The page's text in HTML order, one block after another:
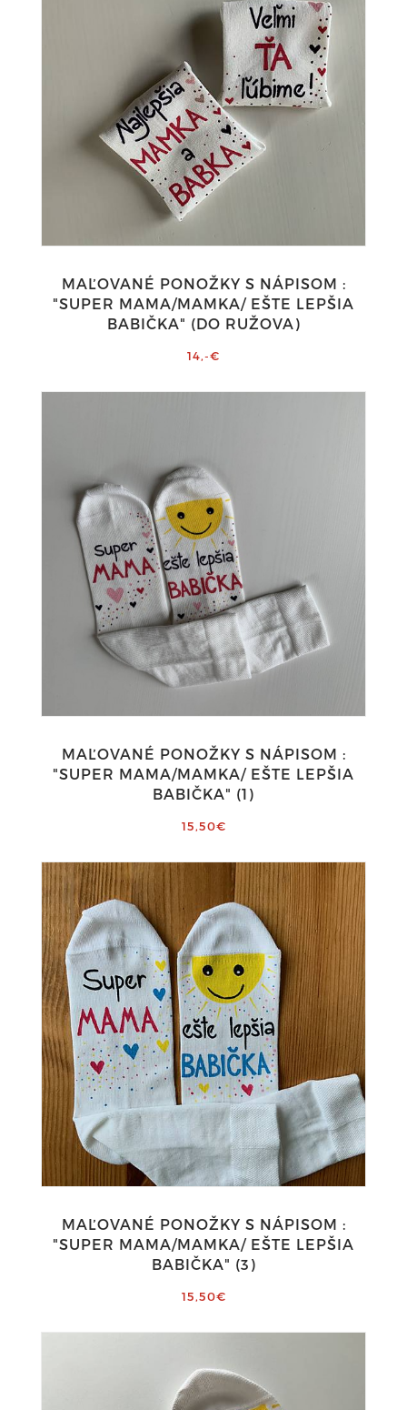
MAĽOVANÉ PONOŽKY S NÁPISOM :
"SUPER MAMA/MAMKA/ EŠTE LEPŠIA
BABIČKA" (DO RUŽOVA)
14,-€
MAĽOVANÉ PONOŽKY S NÁPISOM :
"SUPER MAMA/MAMKA/ EŠTE LEPŠIA
BABIČKA" (1)
15,50€
MAĽOVANÉ PONOŽKY S NÁPISOM :
"SUPER MAMA/MAMKA/ EŠTE LEPŠIA
BABIČKA" (3)
15,50€